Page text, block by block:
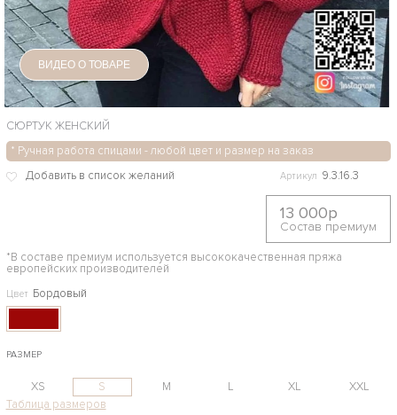
ВИДЕО О ТОВАРЕ
СЮРТУК ЖЕНСКИЙ
* Ручная работа спицами - любой цвет и размер на заказ
Артикул 9.3.16.3
13 000р
Состав премиум
*В составе премиум используется высококачественная пряжа
европейских производителей
Цвет Бордовый
РАЗМЕР
XS S M L XL
XXL
Таблица размеров